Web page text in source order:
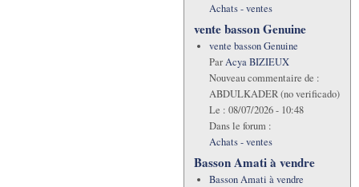
Achats - ventes
vente basson Genuine
vente basson Genuine
ParAcya BIZIEUX
Nouveau commentaire de :
ABDULKADER (no verificado)
Le : 08/07/2026 - 10:48
Dans le forum :
Achats - ventes
Basson Amati à vendre
Basson Amati à vendre